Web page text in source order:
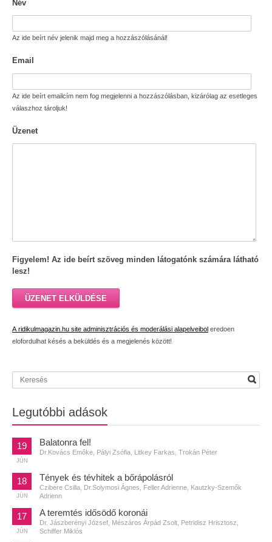
Név
Az ide beírt név jelenik majd meg a hozzászólásánál!
Email
Az ide beírt emailcím nem fog megjelenni a hozzászólásban, kizárólag az esetleges
válaszhoz tároljuk!
Üzenet
Figyelem! Az ide beírt szöveg minden látogatónk számára látható
lesz!
ÜZENET ELKÜLDÉSE
A ridikulmagazin.hu site adminisztrációs és moderálási alapelveibol eredoen
elofordulhat késés a beküldés és a megjelenés között!
Legutóbbi adások
19
JÚN
Balatonra fel!
Dr.Kovács Emőke, Pályi Zsófia, Litkey Farkas, Trokán Péter
18
JÚN
Tények és tévhitek a bőrápolásról
Czibere Csilla, Dr.Solymosi Ágnes, Feller Adrienne, Kautzky-Szemők
Adrienn
17
JÚN
A teremtés idősödő koronái
Dr. Jászberényi József, Mészáros Árpád Zsolt, Petridisz Hrisztosz,
Schiffer Miklós